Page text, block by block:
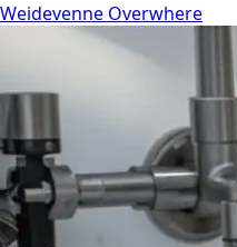
Weidevenne Overwhere